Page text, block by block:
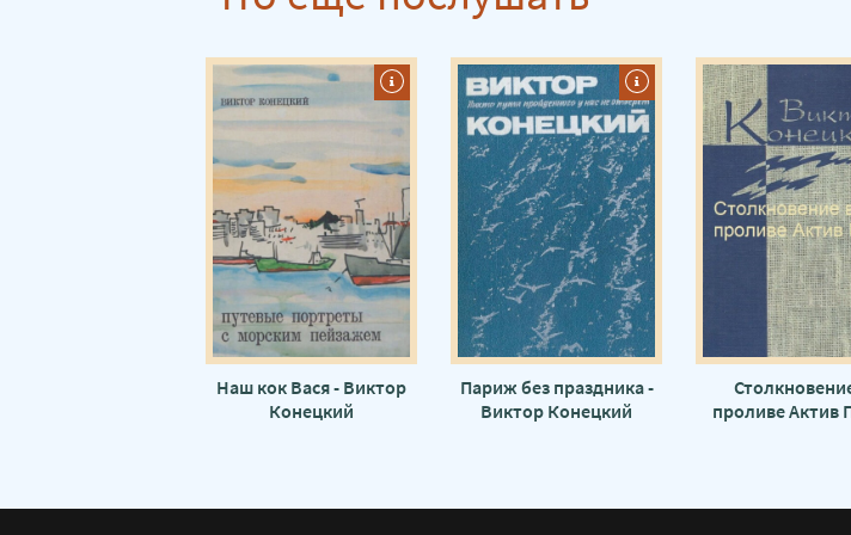
Наш кок Вася - Виктор
Конецкий
Париж без праздника -
Виктор Конецкий
проливе Актив